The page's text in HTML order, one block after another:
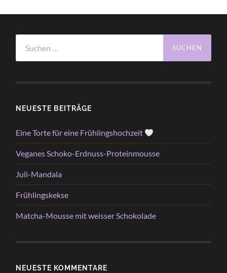
nach:
NEUESTE BEITRÄGE
Eine Torte für eine Frühlingshochzeit
Veganes Schoko-Erdnuss-Proteinmousse
Juli-Mandala
Frühlingskekse
Matcha-Mousse mit weisser Schokolade
NEUESTE KOMMENTARE